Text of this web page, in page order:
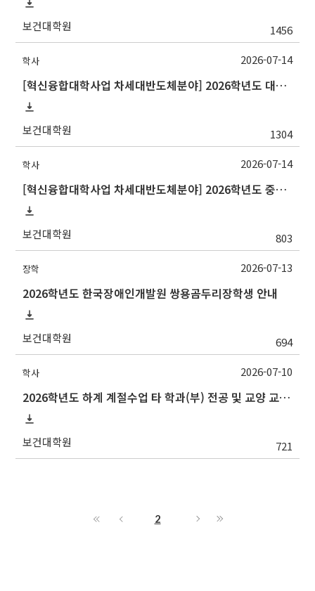
보건대학원 1456
학사
[혁신융합대학사업 차세대반도체분야] 2026학년도 대구대학교 2학기 교류 수학 안내
보건대학원 1304
2026-07-14
학사
[혁신융합대학사업 차세대반도체분야] 2026학년도 중앙대학교 2학기 교류 수학 안내
보건대학원 803
2026-07-14
장학
2026학년도 한국장애인개발원 쌍용곰두리장학생 안내
보건대학원 694
2026-07-13
학사
2026학년도 하계 계절수업 타 학과(부) 전공 및 교양 교과목 성적평가방법 선택제 신청 안내(~7/15 수)
보건대학원 721
2026-07-10
2